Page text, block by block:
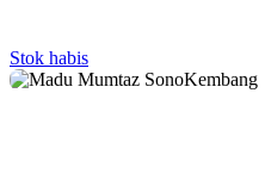
Stok habis